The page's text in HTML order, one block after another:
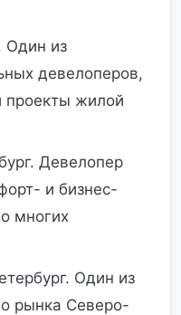
Один из
девелоперов,
проекты жилой
Девелопер
и бизнес-
многих
Один из
рынка Северо-